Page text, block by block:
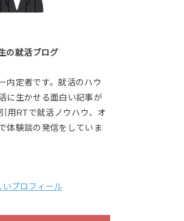
の就活ブログ
内定者です。就活のハウ
に生かせる面白い記事が
用RTで就活ノウハウ、オ
体験談の発信をしていま
いプロフィール